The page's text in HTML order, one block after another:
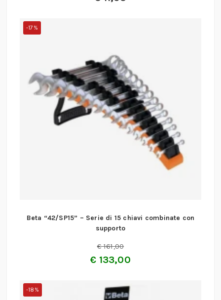
-17%
Beta “42/SP15” – Serie di 15 chiavi combinate con
supporto
€161,00
€ 133,00
-18%